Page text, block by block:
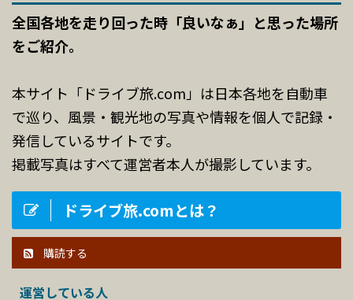
全国各地を走り回った時「良いなぁ」と思った場所
をご紹介。
本サイト「ドライブ旅.com」は日本各地を自動車
で巡り、風景・観光地の写真や情報を個人で記録・
発信しているサイトです。
掲載写真はすべて運営者本人が撮影しています。
ドライブ旅.comとは？
購読する
運営している人